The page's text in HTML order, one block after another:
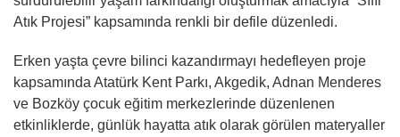
Atık Projesi” kapsamında renkli bir defile düzenledi.
Erken yaşta çevre bilinci kazandırmayı hedefleyen proje
kapsamında Atatürk Kent Parkı, Akgedik, Adnan Menderes
ve Bozköy çocuk eğitim merkezlerinde düzenlenen
etkinliklerde, günlük hayatta atık olarak görülen materyaller